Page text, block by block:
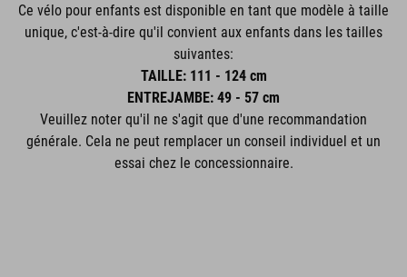
Ce vélo pour enfants est disponible en tant que modèle à taille
unique, c'est-à-dire qu'il convient aux enfants dans les tailles
suivantes:
TAILLE: 111 - 124 cm
ENTREJAMBE: 49 - 57 cm
Veuillez noter qu'il ne s'agit que d'une recommandation
générale. Cela ne peut remplacer un conseil individuel et un
essai chez le concessionnaire.